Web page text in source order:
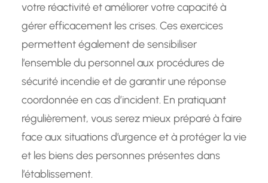
votre réactivité et améliorer votre capacité à
gérer efficacement les crises. Ces exercices
permettent également de sensibiliser
l’ensemble du personnel aux procédures de
sécurité incendie et de garantir une réponse
coordonnée en cas d’incident. En pratiquant
régulièrement, vous serez mieux préparé à faire
face aux situations d’urgence et à protéger la vie
et les biens des personnes présentes dans
l’établissement.